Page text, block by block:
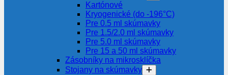
Kartónové
Kryogenické (do -196°C)
Pre 0.5 ml skúmavky
Pre 1.5/2.0 ml skúmavky
Pre 5.0 ml skúmavky
Pre 15 a 50 ml skúmavky
Zásobníky na mikrosklíčka
Stojany na skúmavky